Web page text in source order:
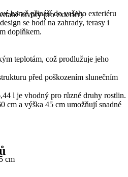
otvory pro exteriér)
barvě přináší do vašeho exteriéru
se hodí na zahrady, terasy i
doplňkem.
teplotám, což prodlužuje jeho
před poškozením slunečním
l je vhodný pro různé druhy rostlin.
cm a výška 45 cm umožňují snadné
cm